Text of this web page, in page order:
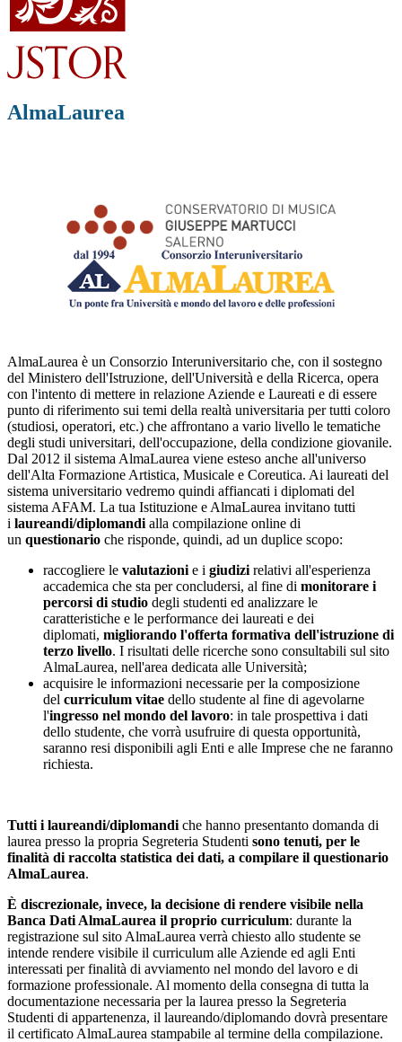
AlmaLaurea
AlmaLaurea è un Consorzio Interuniversitario che, con il sostegno
del Ministero dell'Istruzione, dell'Università e della Ricerca, opera
con l'intento di mettere in relazione Aziende e Laureati e di essere
punto di riferimento sui temi della realtà universitaria per tutti coloro
(studiosi, operatori, etc.) che affrontano a vario livello le tematiche
degli studi universitari, dell'occupazione, della condizione giovanile.
Dal 2012 il sistema AlmaLaurea viene esteso anche all'universo
dell'Alta Formazione Artistica, Musicale e Coreutica. Ai laureati del
sistema universitario vedremo quindi affiancati i diplomati del
sistema AFAM. La tua Istituzione e AlmaLaurea invitano tutti
i laureandi/diplomandi alla compilazione online di
un questionario che risponde, quindi, ad un duplice scopo:
raccogliere le valutazioni e i giudizi relativi all'esperienza
accademica che sta per concludersi, al fine di monitorare i
percorsi di studio degli studenti ed analizzare le
caratteristiche e le performance dei laureati e dei
diplomati, migliorando l'offerta formativa dell'istruzione di
terzo livello. I risultati delle ricerche sono consultabili sul sito
AlmaLaurea, nell'area dedicata alle Università;
acquisire le informazioni necessarie per la composizione
del curriculum vitae dello studente al fine di agevolarne
l'ingresso nel mondo del lavoro: in tale prospettiva i dati
dello studente, che vorrà usufruire di questa opportunità,
saranno resi disponibili agli Enti e alle Imprese che ne faranno
richiesta.
Tutti i laureandi/diplomandi che hanno presentanto domanda di
laurea presso la propria Segreteria Studenti sono tenuti, per le
finalità di raccolta statistica dei dati, a compilare il questionario
AlmaLaurea.
È discrezionale, invece, la decisione di rendere visibile nella
Banca Dati AlmaLaurea il proprio curriculum: durante la
registrazione sul sito AlmaLaurea verrà chiesto allo studente se
intende rendere visibile il curriculum alle Aziende ed agli Enti
interessati per finalità di avviamento nel mondo del lavoro e di
formazione professionale. Al momento della consegna di tutta la
documentazione necessaria per la laurea presso la Segreteria
Studenti di appartenenza, il laureando/diplomando dovrà presentare
il certificato AlmaLaurea stampabile al termine della compilazione.